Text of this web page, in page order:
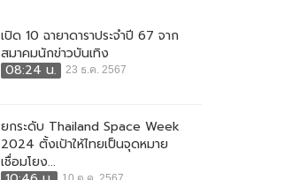
เปิด 10 ฉายาดาราประจำปี 67 จาก
สมาคมนักข่าวบันเทิง
08:24 น.
23 ธ.ค. 2567
ยกระดับ Thailand Space Week
2024 ตั้งเป้าให้ไทยเป็นจุดหมาย
เชื่อมโยง...